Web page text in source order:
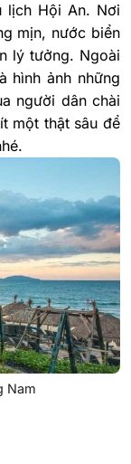
lịch Hội An. Nơi
mịn, nước biển
lý tưởng. Ngoài
hình ảnh những
người dân chài
một thật sâu để
Nam